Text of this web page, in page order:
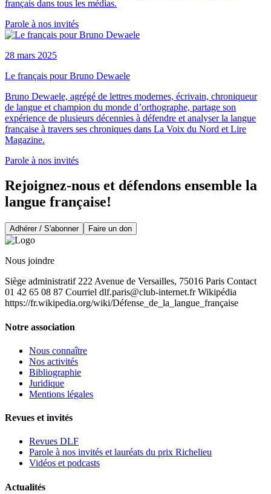
français dans tous les médias.
Parole à nos invités
28 mars 2025
Le français pour Bruno Dewaele
Bruno Dewaele, agrégé de lettres modernes, écrivain, chroniqueur
de langue et champion du monde d’orthographe, partage son
expérience de plusieurs décennies à défendre et analyser la langue
française à travers ses chroniques dans La Voix du Nord et Lire
Magazine.
Parole à nos invités
Rejoignez-nous et défendons ensemble la
langue française!
Adhérer / S'abonner Faire un don
Nous joindre
Siège administratif 222 Avenue de Versailles, 75016 Paris Contact
01 42 65 08 87 Courriel dlf.paris@club-internet.frWikipédia
https://fr.wikipedia.org/wiki/Défense_de_la_langue_française
Notre association
Nous connaître
Nos activités
Bibliographie
Juridique
Mentions légales
Revues et invités
Revues DLF
Parole à nos invités et lauréats du prix Richelieu
Vidéos et podcasts
Actualités